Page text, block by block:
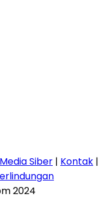
Siber | Kontak |
2024